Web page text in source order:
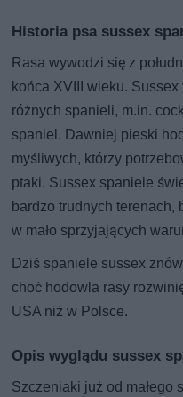
Historia psa sussex
Rasa wywodzi się z
końca XVIII wieku. Sussex
różnych spanieli, m.in.
spaniel. Dawniej pieski
myśliwych, którzy
ptaki. Sussex spaniele
bardzo trudnych
w mało sprzyjających
Dziś spaniele sussex
choć hodowla rasy
USA niż w Polsce.
Opis wyglądu sussex
Szczeniaki już od małego